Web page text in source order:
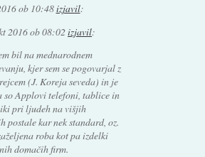
ob 10:48izjavil:
2016 ob 08:02izjavil:
bil na mednarodnem
kjer sem se pogovarjal z
(J. Koreja seveda) in je
so Applovi telefoni, tablice in
pri ljudeh na višjih
postale kar nek standard, oz.
roba kot pa izdelki
domačih firm.